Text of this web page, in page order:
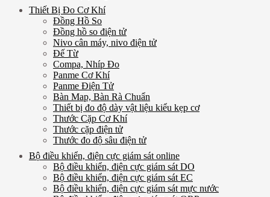
Thiết Bị Đo Cơ Khí
Đồng Hồ So
Đồng hồ so điện tử
Nivo cân máy, nivo điện tử
Đế Từ
Compa, Nhíp Đo
Panme Cơ Khí
Panme Điện Tử
Bàn Map, Bàn Rà Chuẩn
Thiết bị đo độ dày vật liệu kiểu kẹp cơ
Thước Cặp Cơ Khí
Thước cặp điện tử
Thước đo độ sâu điện tử
Bộ điều khiển, điện cực giám sát online
Bộ điều khiển, điện cực giám sát DO
Bộ điều khiển, điện cực giám sát EC
Bộ điều khiển, điện cực giám sát mực nước